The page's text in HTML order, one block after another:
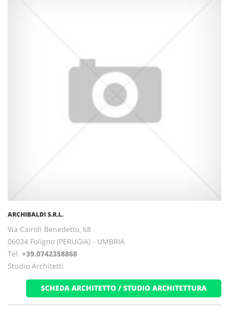
ARCHIBALDI S.R.L.
Via Cairoli Benedetto, 68
06034 Foligno (PERUGIA) - UMBRIA
Tel. +39.0742358868
Studio Architetti
SCHEDA ARCHITETTO / STUDIO ARCHITETTURA